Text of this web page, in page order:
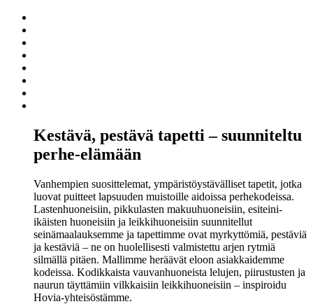
Kestävä, pestävä tapetti – suunniteltu
perhe-elämään
Vanhempien suosittelemat, ympäristöystävälliset tapetit, jotka
luovat puitteet lapsuuden muistoille aidoissa perhekodeissa.
Lastenhuoneisiin, pikkulasten makuuhuoneisiin, esiteini-
ikäisten huoneisiin ja leikkihuoneisiin suunnitellut
seinämaalauksemme ja tapettimme ovat myrkyttömiä, pestäviä
ja kestäviä – ne on huolellisesti valmistettu arjen rytmiä
silmällä pitäen. Mallimme heräävät eloon asiakkaidemme
kodeissa. Kodikkaista vauvanhuoneista lelujen, piirustusten ja
naurun täyttämiin vilkkaisiin leikkihuoneisiin – inspiroidu
Hovia-yhteisöstämme.